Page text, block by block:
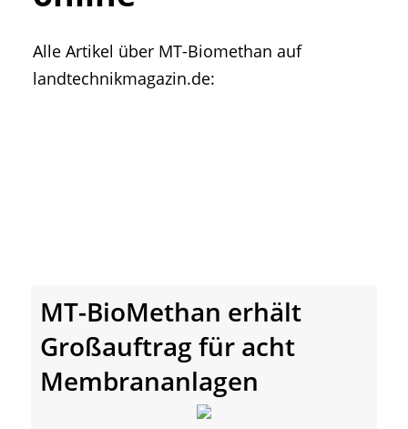
• Messen und Veranstaltungen
• Mitteilung der Redaktion
Alle Artikel über MT-Biomethan auf
landtechnikmagazin.de:
MT-BioMethan erhält
Großauftrag für acht
Membrananlagen